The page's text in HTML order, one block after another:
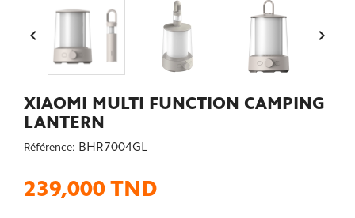
 
XIAOMI MULTI FUNCTION CAMPING
LANTERN
Référence: BHR7004GL
239,000 TND